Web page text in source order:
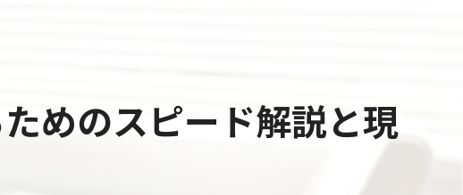
土地
めのスピード解説と現